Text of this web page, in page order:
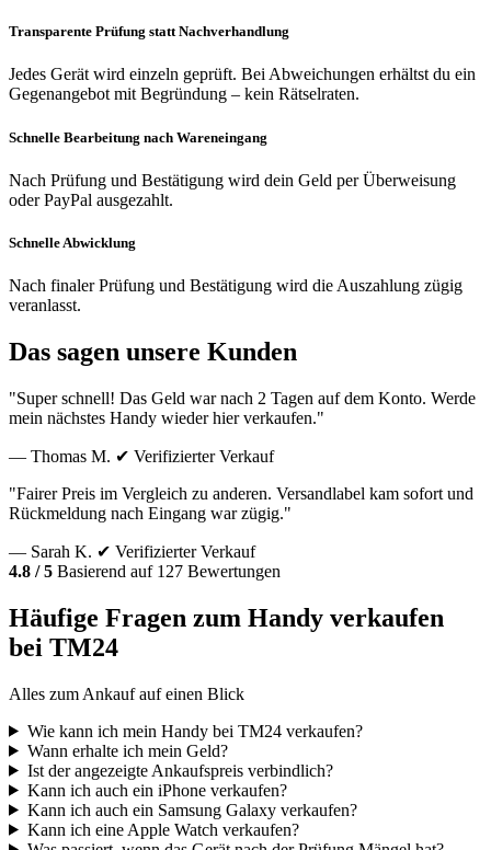
Transparente Prüfung statt Nachverhandlung
Jedes Gerät wird einzeln geprüft. Bei Abweichungen erhältst du ein
Gegenangebot mit Begründung – kein Rätselraten.
Schnelle Bearbeitung nach Wareneingang
Nach Prüfung und Bestätigung wird dein Geld per Überweisung
oder PayPal ausgezahlt.
Schnelle Abwicklung
Nach finaler Prüfung und Bestätigung wird die Auszahlung zügig
veranlasst.
Das sagen unsere Kunden
"Super schnell! Das Geld war nach 2 Tagen auf dem Konto. Werde
mein nächstes Handy wieder hier verkaufen."
— Thomas M. ✔ Verifizierter Verkauf
"Fairer Preis im Vergleich zu anderen. Versandlabel kam sofort und
Rückmeldung nach Eingang war zügig."
— Sarah K. ✔ Verifizierter Verkauf
4.8 / 5 Basierend auf 127 Bewertungen
Häufige Fragen zum Handy verkaufen
bei TM24
Alles zum Ankauf auf einen Blick
Wie kann ich mein Handy bei TM24 verkaufen?
Wann erhalte ich mein Geld?
Ist der angezeigte Ankaufspreis verbindlich?
Kann ich auch ein iPhone verkaufen?
Kann ich auch ein Samsung Galaxy verkaufen?
Kann ich eine Apple Watch verkaufen?